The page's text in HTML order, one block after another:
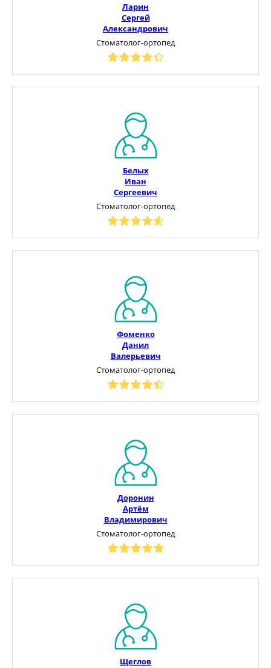
Ларин
Сергей
Александрович
Стоматолог-ортопед
Белых
Иван
Сергеевич
Стоматолог-ортопед
Фоменко
Данил
Валерьевич
Стоматолог-ортопед
Доронин
Артём
Владимирович
Стоматолог-ортопед
Щеглов